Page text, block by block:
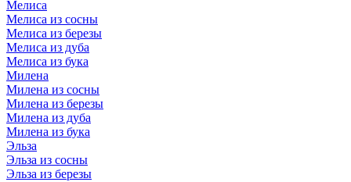
Мелиса
Мелиса из сосны
Мелиса из березы
Мелиса из дуба
Мелиса из бука
Милена
Милена из сосны
Милена из березы
Милена из дуба
Милена из бука
Эльза
Эльза из сосны
Эльза из березы